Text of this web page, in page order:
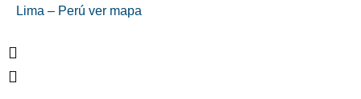
Lima – Perú ver mapa